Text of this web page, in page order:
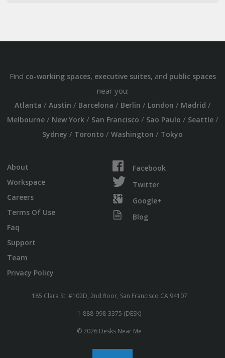
Find co-working spaces, executive suites, and public spaces
near you:
Atlanta / Austin / Barcelona / Berlin / London / Madrid /
Melbourne/ New York/ San Francisco / Sao Paulo / Seattle/
Sydney / Toronto / Washington / Tokyo
About
Workspace
Careers
Terms Of Use
Faq
Support
Team
Privacy Policy
Facebook
Twitter
Google+
Blog
185 Clara St. #102D, 2nd floor, San Francisco CA 94107
1-888-998-3375 (DESK)
© 2026 Desks Near Me